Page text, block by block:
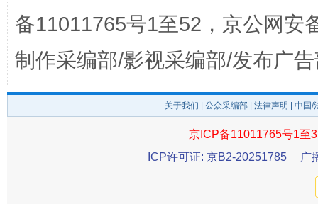
备11011765号1至52，京公网安
制作采编部/影视采编部/发布广
关于我们 公众采编部 法律声明 | 中国
京ICP备11011765号1至
ICP许可证: 京B2-20251785
广